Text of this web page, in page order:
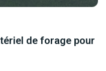
de forage pour